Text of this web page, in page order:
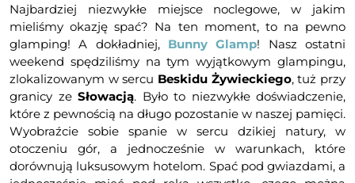
Najbardziej niezwykłe miejsce noclegowe, w jakim
mieliśmy okazję spać? Na ten moment, to na pewno
glamping! A dokładniej, Bunny Glamp! Nasz ostatni
weekend spędziliśmy na tym wyjątkowym glampingu,
zlokalizowanym w sercu Beskidu Żywieckiego, tuż przy
granicy ze Słowacją. Było to niezwykłe doświadczenie,
które z pewnością na długo pozostanie w naszej pamięci.
Wyobraźcie sobie spanie w sercu dzikiej natury, w
otoczeniu gór, a jednocześnie w warunkach, które
dorównują luksusowym hotelom. Spać pod gwiazdami, a